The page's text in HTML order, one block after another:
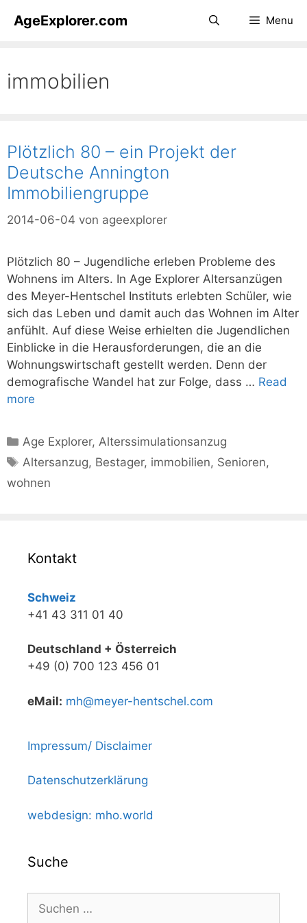
InhaltAgeExplorer.com Menu
immobilien
Plötzlich 80 – ein Projekt der
Deutsche Annington
Immobiliengruppe
2014-06-04 von ageexplorer
Plötzlich 80 – Jugendliche erleben Probleme des
Wohnens im Alters. In Age Explorer Altersanzügen
des Meyer-Hentschel Instituts erlebten Schüler, wie
sich das Leben und damit auch das Wohnen im Alter
anfühlt. Auf diese Weise erhielten die Jugendlichen
Einblicke in die Herausforderungen, die an die
Wohnungswirtschaft gestellt werden. Denn der
demografische Wandel hat zur Folge, dass … Read
more
Kategorien
Age Explorer, Alterssimulationsanzug
Schlagwörter
Altersanzug, Bestager, immobilien, Senioren,
wohnen
Kontakt
Schweiz
+41 43 311 01 40
Deutschland + Österreich
+49 (0) 700 123 456 01
eMail: mh@meyer-hentschel.com
Impressum/ Disclaimer
Datenschutzerklärung
webdesign: mho.world
Suche
nach: